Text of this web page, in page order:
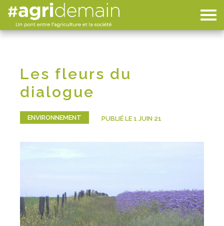
Les fleurs du
dialogue
ENVIRONNEMENT PUBLIÉ LE 1 JUIN 21